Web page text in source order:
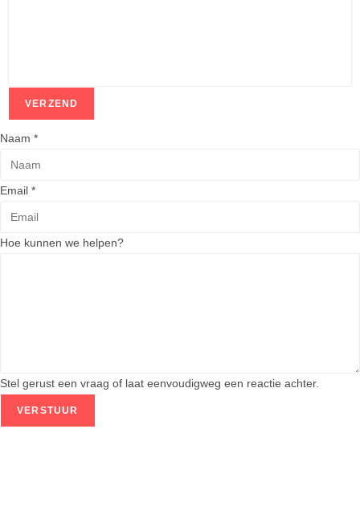
VERZEND
Naam *
Email *
H
k
Hoe kunnen we helpen?
Stel gerust een vraag of laat eenvoudigweg een reactie achter.
VERSTUUR